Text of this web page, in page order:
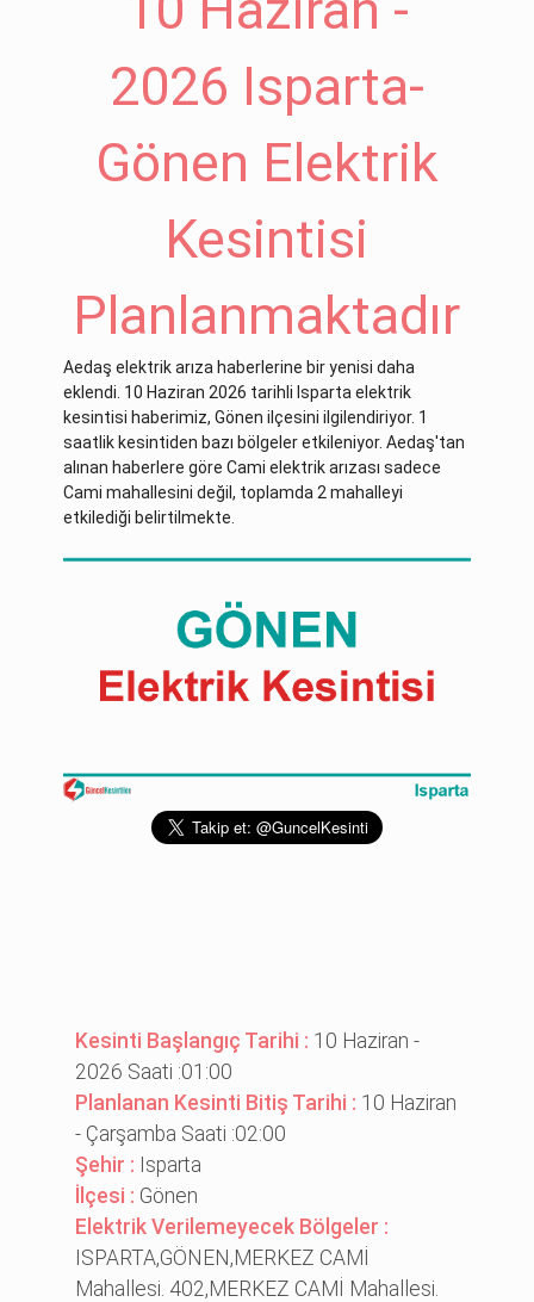
2026 Isparta-
Gönen Elektrik
Kesintisi
Planlanmaktadır
Aedaş elektrik arıza haberlerine bir yenisi daha
eklendi. 10 Haziran 2026 tarihli Isparta elektrik
kesintisi haberimiz, Gönen ilçesini ilgilendiriyor. 1
saatlik kesintiden bazı bölgeler etkileniyor. Aedaş'tan
alınan haberlere göre Cami elektrik arızası sadece
Cami mahallesini değil, toplamda 2 mahalleyi
etkilediği belirtilmekte.
Kesinti Başlangıç Tarihi : 10 Haziran -
2026 Saati :01:00
Planlanan Kesinti Bitiş Tarihi : 10 Haziran
- Çarşamba Saati :02:00
Şehir : Isparta
İlçesi : Gönen
Elektrik Verilemeyecek Bölgeler :
ISPARTA,GÖNEN,MERKEZ CAMİ
Mahallesi. 402,MERKEZ CAMİ Mahallesi.